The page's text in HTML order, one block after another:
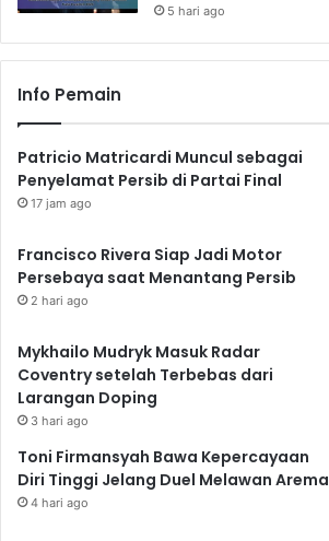
5 hari ago
Info Pemain
Patricio Matricardi Muncul sebagai
Penyelamat Persib di Partai Final
17 jam ago
Francisco Rivera Siap Jadi Motor
Persebaya saat Menantang Persib
2 hari ago
Mykhailo Mudryk Masuk Radar
Coventry setelah Terbebas dari
Larangan Doping
3 hari ago
Toni Firmansyah Bawa Kepercayaan
Diri Tinggi Jelang Duel Melawan Arema
4 hari ago